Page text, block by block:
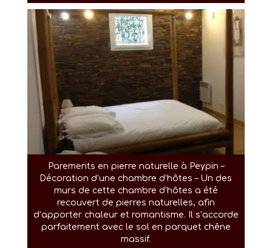
Parements en pierre naturelle à Peypin –
Décoration d’une chambre d’hôtes – Un des
murs de cette chambre d’hôtes a été
recouvert de pierres naturelles, afin
d’apporter chaleur et romantisme. Il s’accorde
parfaitement avec le sol en parquet chêne
massif.